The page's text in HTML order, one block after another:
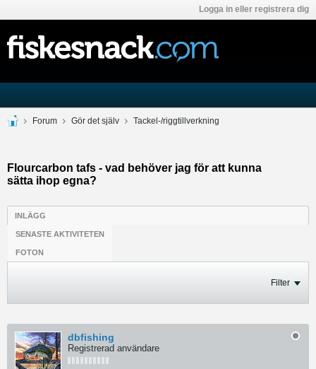
Logga in eller registrera dig
Forum Gör det själv Tackel-/riggtillverkning
Flourcarbon tafs - vad behöver jag för att kunna
sätta ihop egna?
INLÄGG
SENASTE AKTIVITETEN
FOTON
Filter
dbfishing
Registrerad användare